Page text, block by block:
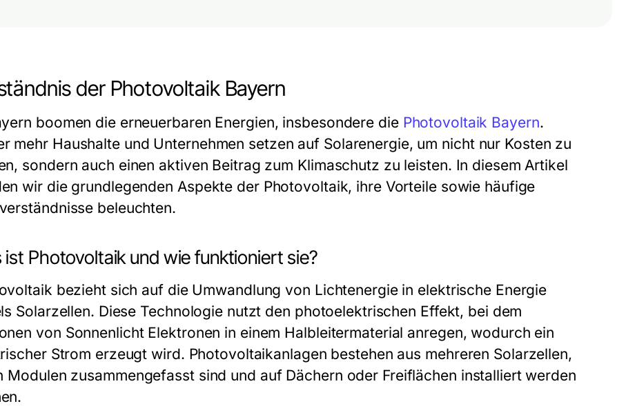
der Photovoltaik Bayern
boomen die erneuerbaren Energien, insbesondere die Photovoltaik Bayern.
mehr Haushalte und Unternehmen setzen auf Solarenergie, um nicht nur Kosten zu
sondern auch einen aktiven Beitrag zum Klimaschutz zu leisten. In diesem Artikel
wir die grundlegenden Aspekte der Photovoltaik, ihre Vorteile sowie häufige
beleuchten.
ist Photovoltaik und wie funktioniert sie?
bezieht sich auf die Umwandlung von Lichtenergie in elektrische Energie
Solarzellen. Diese Technologie nutzt den photoelektrischen Effekt, bei dem
von Sonnenlicht Elektronen in einem Halbleitermaterial anregen, wodurch ein
Strom erzeugt wird. Photovoltaikanlagen bestehen aus mehreren Solarzellen,
Modulen zusammengefasst sind und auf Dächern oder Freiflächen installiert werden